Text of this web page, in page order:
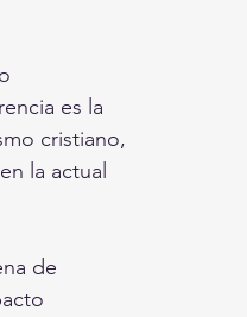
es la
cristiano,
la actual
de